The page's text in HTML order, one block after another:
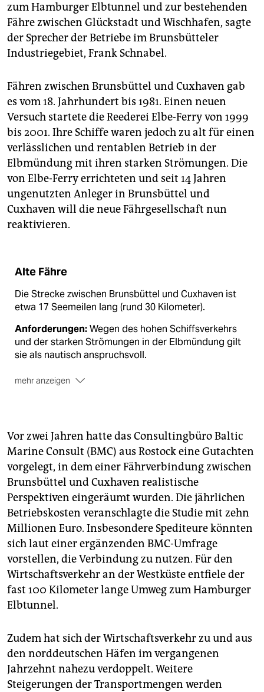
zum Hamburger Elbtunnel und zur bestehenden
Fähre zwischen Glückstadt und Wischhafen, sagte
der Sprecher der Betriebe im Brunsbütteler
Industriegebiet, Frank Schnabel.
Fähren zwischen Brunsbüttel und Cuxhaven gab
es vom 18. Jahrhundert bis 1981. Einen neuen
Versuch startete die Reederei Elbe-Ferry von 1999
bis 2001. Ihre Schiffe waren jedoch zu alt für einen
verlässlichen und rentablen Betrieb in der
Elbmündung mit ihren starken Strömungen. Die
von Elbe-Ferry errichteten und seit 14 Jahren
ungenutzten Anleger in Brunsbüttel und
Cuxhaven will die neue Fährgesellschaft nun
reaktivieren.
Alte Fähre
Die Strecke zwischen Brunsbüttel und Cuxhaven ist
etwa 17 Seemeilen lang (rund 30 Kilometer).
Anforderungen:Wegen des hohen Schiffsverkehrs
und der starken Strömungen in der Elbmündung gilt
sie als nautisch anspruchsvoll.
mehr anzeigen
deshalb keinen verlässlichen und rentablen Betrieb
gewährleisten.
Vor zwei Jahren hatte das Consultingbüro Baltic
Marine Consult (BMC) aus Rostock eine Gutachten
vorgelegt, in dem einer Fährverbindung zwischen
Brunsbüttel und Cuxhaven realistische
Perspektiven eingeräumt wurden. Die jährlichen
Betriebskosten veranschlagte die Studie mit zehn
Millionen Euro. Insbesondere Spediteure könnten
sich laut einer ergänzenden BMC-Umfrage
vorstellen, die Verbindung zu nutzen. Für den
Wirtschaftsverkehr an der Westküste entfiele der
fast 100 Kilometer lange Umweg zum Hamburger
Elbtunnel.
Zudem hat sich der Wirtschaftsverkehr zu und aus
den norddeutschen Häfen im vergangenen
Jahrzehnt nahezu verdoppelt. Weitere
Steigerungen der Transportmengen werden